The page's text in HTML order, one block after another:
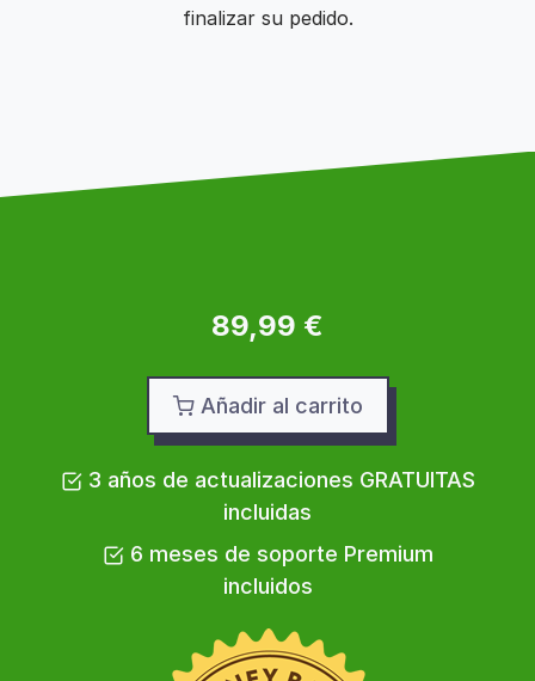
finalizar su pedido.
89,99 €
Añadir al carrito
3 años de actualizaciones GRATUITAS
incluidas
6 meses de soporte Premium
incluidos